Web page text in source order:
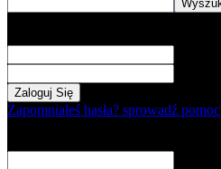
Zapomniałeś hasła? sprowadź pomoc